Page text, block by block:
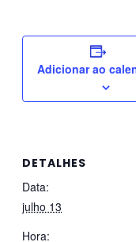
Adicionar ao
DETALHES
Data:
julho 13
Hora: